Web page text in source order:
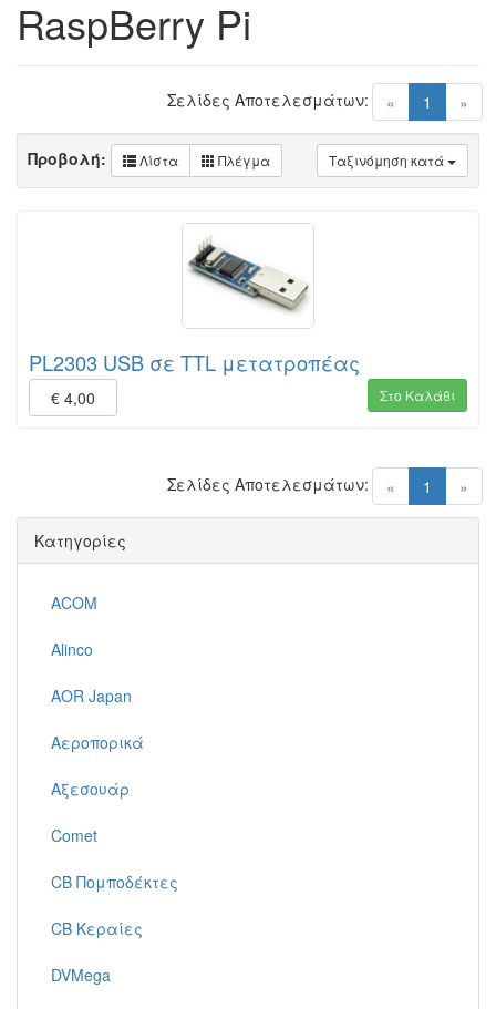
RaspBerry Pi
« 1 (current)
»
Σελίδες Αποτελεσμάτων:
Ταξινόμηση κατά
Προβολή: Λίστα Πλέγμα
PL2303 USB σε TTL μετατροπέας
€ 4,00 Στο Καλάθι
« 1 (current)
»
Σελίδες Αποτελεσμάτων:
Κατηγορίες
ACOM
Alinco
AOR Japan
Αεροπορικά
Αξεσουάρ
Comet
CB Πομποδέκτες
CB Κεραίες
DVMega